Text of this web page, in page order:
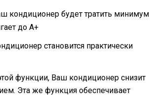
кондиционер будет тратить минимум
до А+
становится практически
функции, Ваш кондиционер снизит
Эта же функция обеспечивает